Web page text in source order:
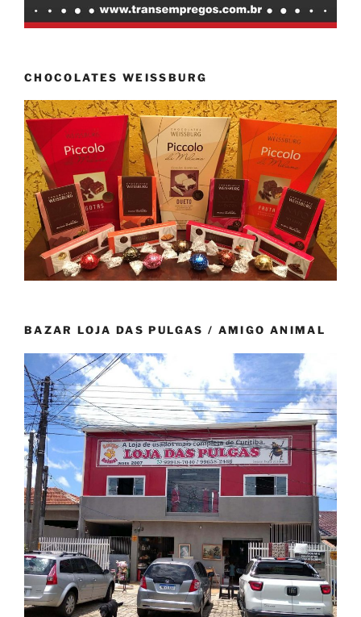
CHOCOLATES WEISSBURG
BAZAR LOJA DAS PULGAS / AMIGO ANIMAL